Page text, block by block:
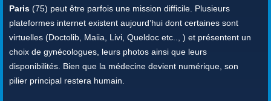
Paris (75) peut être parfois une mission difficile. Plusieurs
plateformes internet existent aujourd’hui dont certaines sont
virtuelles (Doctolib, Maiia, Livi, Queldoc etc.., ) et présentent un
choix de gynécologues, leurs photos ainsi que leurs
disponibilités. Bien que la médecine devient numérique, son
pilier principal restera humain.